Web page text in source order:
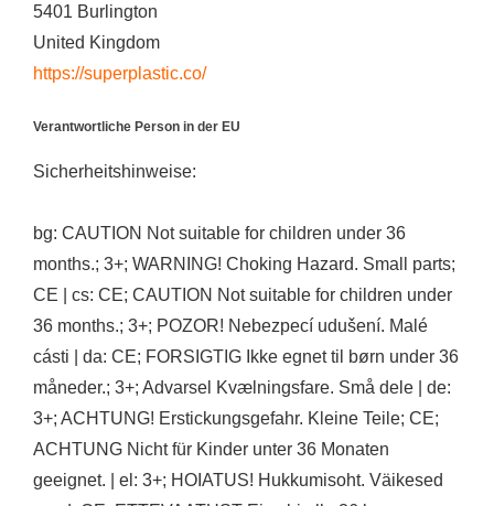
5401 Burlington
United Kingdom
https://superplastic.co/
Verantwortliche Person in der EU
Sicherheitshinweise:
bg: CAUTION Not suitable for children under 36
months.; 3+; WARNING! Choking Hazard. Small parts;
CE | cs: CE; CAUTION Not suitable for children under
36 months.; 3+; POZOR! Nebezpecí udušení. Malé
cásti | da: CE; FORSIGTIG Ikke egnet til børn under 36
måneder.; 3+; Advarsel Kvælningsfare. Små dele | de:
3+; ACHTUNG! Erstickungsgefahr. Kleine Teile; CE;
ACHTUNG Nicht für Kinder unter 36 Monaten
geeignet. | el: 3+; HOIATUS! Hukkumisoht. Väikesed